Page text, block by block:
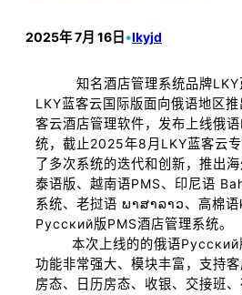
2025年 7月 16日 •lkyjd
知名酒店管理系统品牌LKY蓝
LKY蓝客云国际版面向俄语地区
客云酒店管理软件，发布上线俄
统，截止2025年8月LKY蓝客云
了多次系统的迭代和创新，推出海
泰语版、越南语PMS、印尼语
系统、老挝语 ພາສາລາວ、高棉
Русский版PMS酒店管理系统。
本次上线的的俄语Русский
功能非常强大、模块丰富，支持
房态、日历房态、收银、交接班